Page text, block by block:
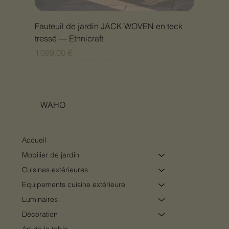
Fauteuil de jardin JACK WOVEN en teck
tressé — Ethnicraft
Prix
1 099,00 €
WAHO
Accueil
Mobilier de jardin
Cuisines extérieures
Equipements cuisine extérieure
Luminaires
Décoration